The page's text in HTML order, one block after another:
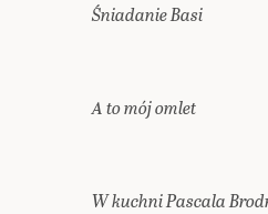
Śniadanie Basi
A to mój omlet
W kuchni Pascala